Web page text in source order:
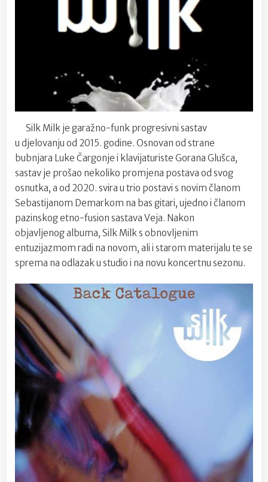
Silk Milk je garažno-funk progresivni sastav
u djelovanju od 2015. godine. Osnovan od strane
bubnjara Luke Čargonje i klavijaturiste Gorana Glušca,
sastav je prošao nekoliko promjena postava od svog
osnutka, a od 2020. svira u trio postavi s novim članom
Sebastijanom Demarkom na bas gitari, ujedno i članom
pazinskog etno-fusion sastava Veja. Nakon
objavljenog albuma, Silk Milk s obnovljenim
entuzijazmom radi na novom, ali i starom materijalu te se
sprema na odlazak u studio i na novu koncertnu sezonu.